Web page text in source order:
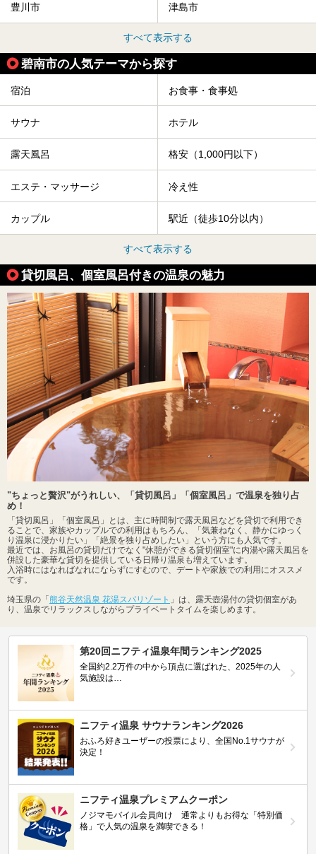
豊川市 津島市
すべて表示する
碧南市の人気テーマから探す
宿泊 お食事・食事処
サウナ ホテル
露天風呂 格安（1,000円以下）
エステ・マッサージ 冷え性
カップル 駅近（徒歩10分以内）
すべて表示する
貸切風呂、個室風呂付きの温泉の魅力
"ちょっと贅沢"がうれしい、「貸切風呂」「個室風呂」で温泉を独り占
め！
「貸切風呂」「個室風呂」とは、主に時間制で露天風呂などを貸切で利用でき
ることで、家族やカップルでの利用はもちろん、「気兼ねなく、静かにゆっく
り温泉に浸かりたい」「絶景を独り占めしたい」という方にも人気です。
最近では、お風呂の貸切だけでなく"休憩ができる貸切個室"に内湯や露天風呂を
併設した豪華な貸切を提供している日帰り温泉も増えています。
入浴時にはなればなれにならずにすむので、デートや家族での利用にオススメ
です。
埼玉県の「 熊谷天然温泉 花湯スパリゾート 」は、露天壺湯付の貸切個室があ
り、温泉でリラックスしながらプライベートタイムを楽しめます。
第20回ニフティ温泉年間ランキング2025
全国約2.2万件の中から頂点に選ばれた、2025年の人
気施設は…
ニフティ温泉 サウナランキング2026
おふろ好きユーザーの投票により、全国No.1サウナが
決定！
ニフティ温泉プレミアムクーポン
ノジマモバイル会員向け 通常よりもお得な「特別価
格」で人気の温泉を満喫できる！